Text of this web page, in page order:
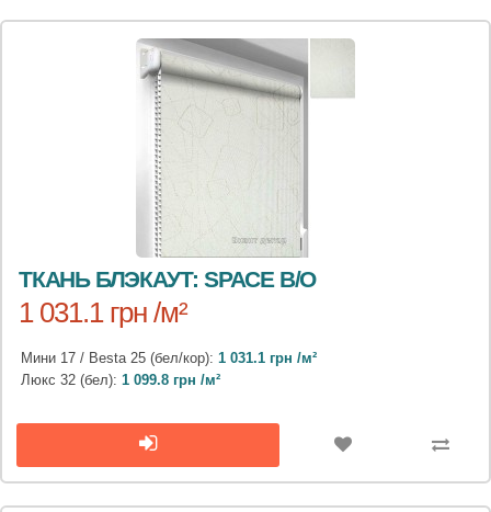
ТКАНЬ БЛЭКАУТ: SPACE B/O
1 031.1 грн /м²
Мини 17 / Besta 25 (бел/кор): 1 031.1 грн /м²
Люкс 32 (бел): 1 099.8 грн /м²